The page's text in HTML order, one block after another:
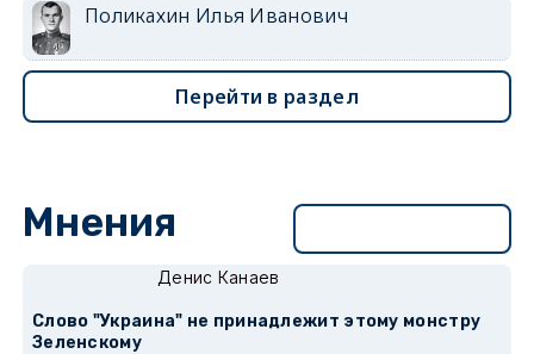
Поликахин Илья Иванович
Перейти в раздел
Мнения
Денис Канаев
Слово "Украина" не принадлежит этому монстру
Зеленскому